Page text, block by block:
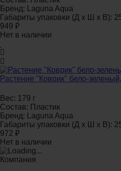
Бренд:
Laguna Aqua
Габариты упаковки (Д х Ш х В):
949 ₽
Нет в наличии
Растение "Коврик" бело-
Вес: 179 г
Состав: Пластик
Бренд:
Laguna Aqua
Габариты упаковки (Д х Ш х В):
972 ₽
Нет в наличии
Компания